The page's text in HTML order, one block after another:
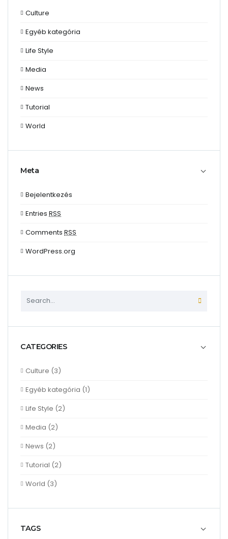
Culture
Egyéb kategória
Life Style
Media
News
Tutorial
World
Meta
Bejelentkezés
Entries RSS
Comments RSS
WordPress.org
CATEGORIES
Culture (3)
Egyéb kategória (1)
Life Style (2)
Media (2)
News (2)
Tutorial (2)
World (3)
TAGS